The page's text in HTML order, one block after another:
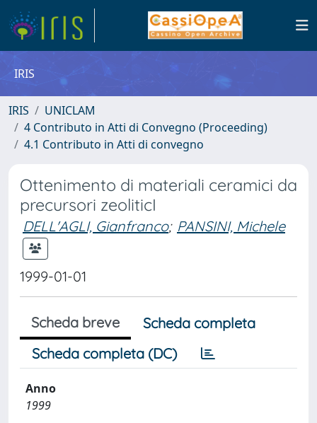
IRIS
IRIS
UNICLAM
4 Contributo in Atti di Convegno (Proceeding)
4.1 Contributo in Atti di convegno
Ottenimento di materiali ceramici da
precursori zeoliticI
DELL'AGLI, Gianfranco; PANSINI, Michele
1999-01-01
Scheda breve
Scheda completa
Scheda completa (DC)
Anno
1999